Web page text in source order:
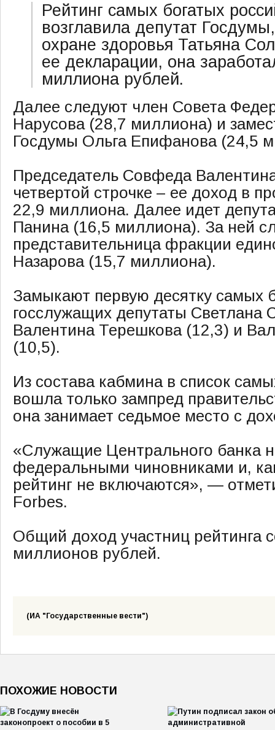
Рейтинг самых богатых
возглавила депутат
охране здоровья Татьяна
ее декларации, она
миллиона рублей.
Далее следуют член Совета
Нарусова (28,7 миллиона) и
Госдумы Ольга Епифанова (24,5
Председатель Совфеда
четвертой строчке – ее доход в
22,9 миллиона. Далее идет
Панина (16,5 миллиона). За ней
представительница фракции
Назарова (15,7 миллиона).
Замыкают первую десятку самых
госслужащих депутаты Светлана
Валентина Терешкова (12,3) и
(10,5).
Из состава кабмина в список
вошла только зампред
она занимает седьмое место с
«Служащие Центрального банка
федеральными чиновниками и,
рейтинг не включаются», —
Forbes.
Общий доход участниц рейтинга
миллионов рублей.
(ИА "Государственные вести")
ПОХОЖИЕ НОВОСТИ